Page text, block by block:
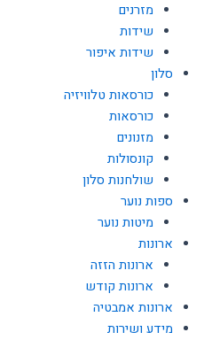
מזרנים
שידות
שידות איפור
סלון
כורסאות טלוויזיה
כורסאות
מזנונים
קונסולות
שולחנות סלון
ספות נוער
מיטות נוער
ארונות
ארונות הזזה
ארונות קודש
ארונות אמבטיה
מידע ושירות